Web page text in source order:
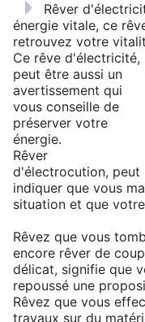
Rêver
énergie vitale, ce
retrouvez votre
Ce rêve d'électricité,
peut être aussi un
avertissement qui
vous conseille de
préserver votre
énergie.
Rêver
d'électrocution, peut
indiquer que vous
situation et que
Rêvez que vous
encore rêver de
délicat, signifie que
repoussé une
Rêvez que vous
travaux sur du